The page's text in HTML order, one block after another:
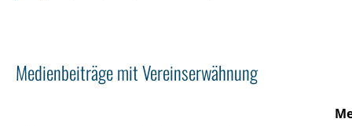
Medienbeiträge mit Vereinserwähnung